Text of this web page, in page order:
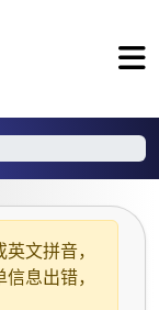
英文拼音，
息出错，